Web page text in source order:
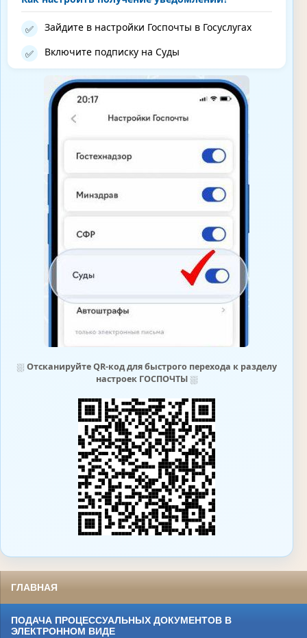
✅ Зайдите в настройки Госпочты в Госуслугах
✅ Включите подписку на Суды
⛆ Отсканируйте QR-код для быстрого перехода к разделу
настроек ГОСПОЧТЫ⛆
ГЛАВНАЯ
ПОДАЧА ПРОЦЕССУАЛЬНЫХ ДОКУМЕНТОВ В
ЭЛЕКТРОННОМ ВИДЕ